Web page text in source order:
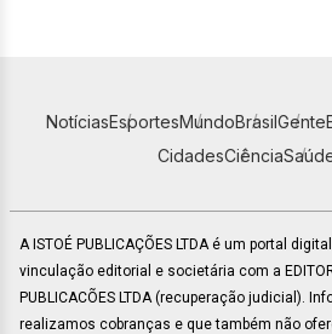
NotíciasEsportesMundoBrasilGente
CidadesCiência
A ISTOÉ PUBLICAÇÕES LTDA é um portal
vinculação editorial e societária com a
PUBLICACÕES LTDA (recuperação judicial).
realizamos cobranças e que também não